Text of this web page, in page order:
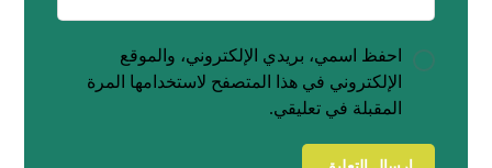
احفظ اسمي، بريدي الإلكتروني، والموقع
الإلكتروني في هذا المتصفح لاستخدامها المرة
المقبلة في تعليقي.